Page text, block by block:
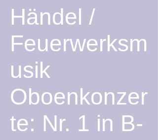
Händel /
Feuerwerksm
usik
Oboenkonzer
te: Nr. 1 in B-